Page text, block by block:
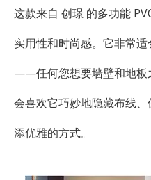
这款来自 创璟 的多功能
实用性和时尚感。它非常
——任何您想要墙壁和地板
会喜欢它巧妙地隐藏布线
添优雅的方式。